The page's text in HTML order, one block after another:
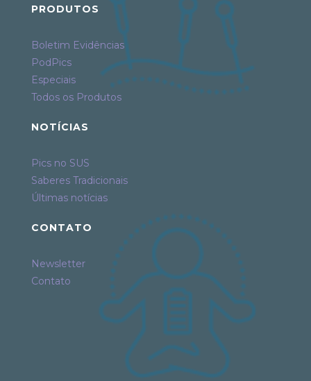
PRODUTOS
Boletim Evidências
PodPics
Especiais
Todos os Produtos
NOTÍCIAS
Pics no SUS
Saberes Tradicionais
Últimas notícias
CONTATO
Newsletter
Contato